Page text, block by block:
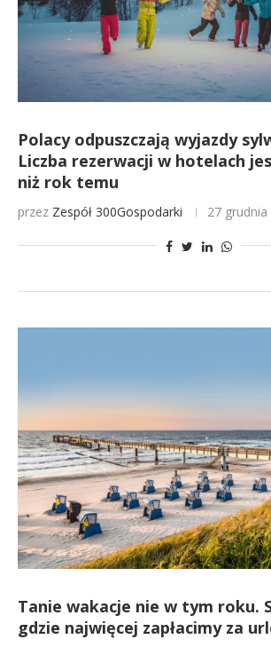
Polacy odpuszczają wyjazdy
Liczba rezerwacji w hotelach
niż rok temu
przez Zespół 300Gospodarki 27
Tanie wakacje nie w tym roku.
gdzie najwięcej zapłacimy za